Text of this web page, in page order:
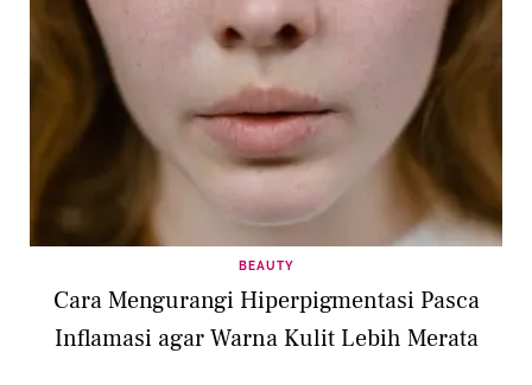
BEAUTY
Cara Mengurangi Hiperpigmentasi Pasca
Inflamasi agar Warna Kulit Lebih Merata